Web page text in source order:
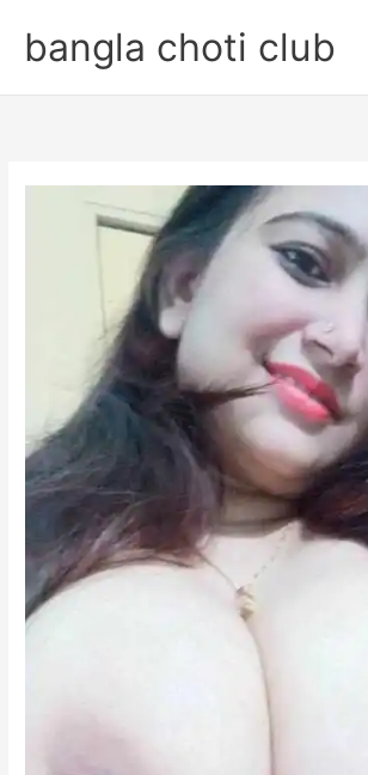
contentbangla choti club